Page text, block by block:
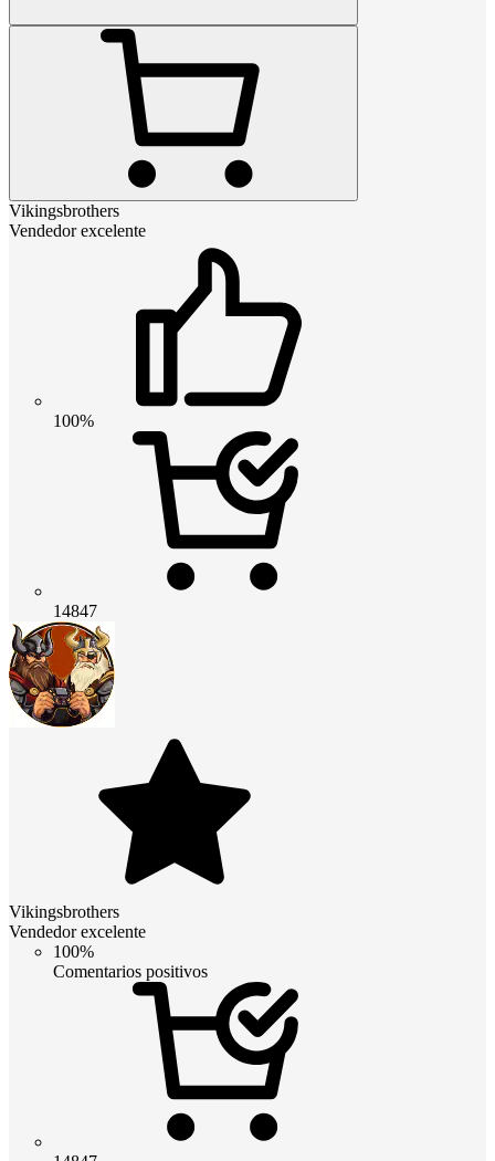
Vikingsbrothers
Vendedor excelente
100%
14847
Vikingsbrothers
Vendedor excelente
100%
Comentarios positivos